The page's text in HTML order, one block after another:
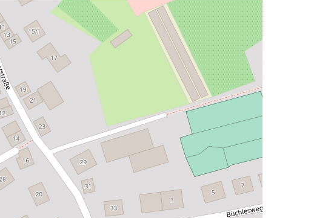
uriRef:
http://data.europa.eu/88u/dataset/1b
38dc03-0996-4e62-aa5f-
c4df054c6cb9